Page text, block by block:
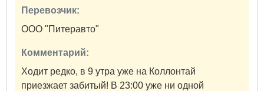
Перевозчик:
ООО "Питеравто"
Комментарий:
Ходит редко, в 9 утра уже на Коллонтай
приезжает забитый! В 23:00 уже ни одной